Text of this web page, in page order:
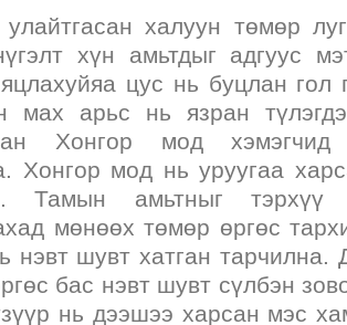
халуун төмөр
хүн амьтдыг адгуус
цус нь буцлан гол
мах арьс нь язран
Хонгор мод
Хонгор мод нь уруугаа
Тамын амьтныг
мөнөөх төмөр өргөс
нэвт шувт хатган
бас нэвт шувт сүлбэн
нь дээшээ харсан мэс